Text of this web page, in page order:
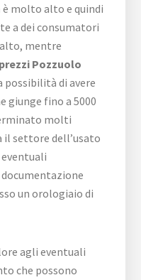
è molto alto e quindi
a dei consumatori
mentre
Pozzuolo
possibilità di avere
giunge fino a 5000
molti
il settore dell’usato
un orologiaio di
agli eventuali
che possono